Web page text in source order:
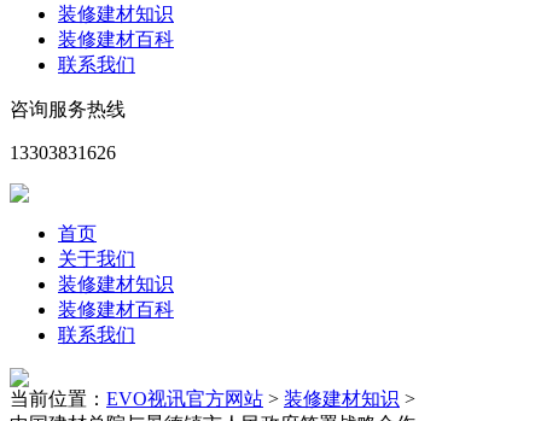
装修建材知识
装修建材百科
联系我们
咨询服务热线
13303831626
首页
关于我们
装修建材知识
装修建材百科
联系我们
当前位置： EVO视讯官方网站 > 装修建材知识 >